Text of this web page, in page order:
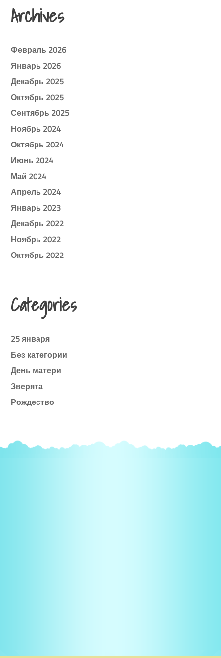
Archives
Февраль 2026
Январь 2026
Декабрь 2025
Октябрь 2025
Сентябрь 2025
Ноябрь 2024
Октябрь 2024
Июнь 2024
Май 2024
Апрель 2024
Январь 2023
Декабрь 2022
Ноябрь 2022
Октябрь 2022
Categories
25 января
Без категории
День матери
Зверята
Рождество